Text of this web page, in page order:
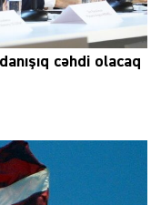
cəhdi olacaq